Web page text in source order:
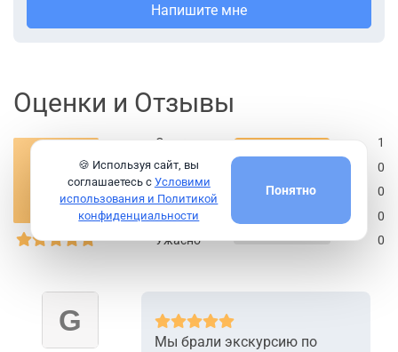
Напишите мне
Оценки и Отзывы
из 5
Отлично
1
Хорошо
0
Нормально
0
Плохо
0
Ужасно
0
Мы брали экскурсию по
🍪 Используя сайт, вы
соглашаетесь с Условими
использования и Политикой
конфиденциальности
Понятно